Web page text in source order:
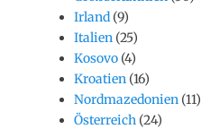
Irland (9)
Italien (25)
Kosovo (4)
Kroatien (16)
Nordmazedonien (11)
Österreich (24)